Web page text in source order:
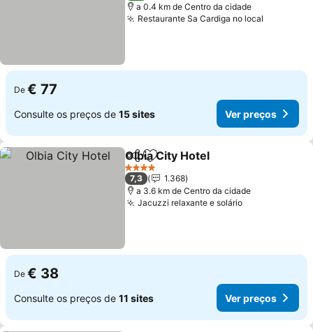
a 0.4 km de Centro da cidade
Restaurante Sa Cardiga no local
De € 77
Consulte os preços de 15 sites Ver preços
PartilharAdicionar aos favoritos
Olbia City Hotel
4 Estrelas
7,3
1.368
a 3.6 km de Centro da cidade
Jacuzzi relaxante e solárioVer preços
De € 38
Consulte os preços de 11 sites Ver preços